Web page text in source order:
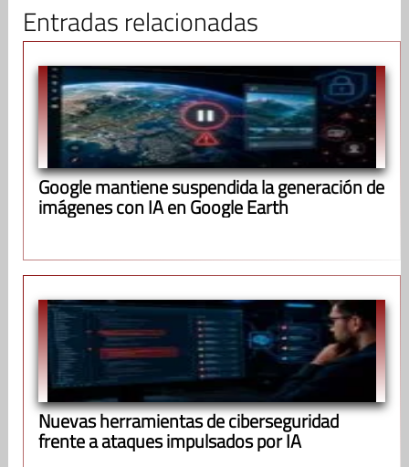
Entradas relacionadas
Google mantiene suspendida la generación de
imágenes con IA en Google Earth
Nuevas herramientas de ciberseguridad
frente a ataques impulsados por IA